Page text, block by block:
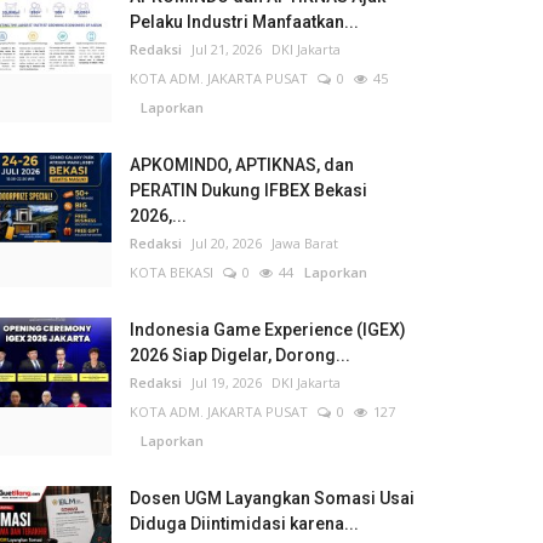
Pelaku Industri Manfaatkan...
Redaksi Jul 21, 2026 DKI Jakarta
KOTA ADM. JAKARTA PUSAT
0
45
Laporkan
APKOMINDO, APTIKNAS, dan
PERATIN Dukung IFBEX Bekasi
2026,...
Redaksi Jul 20, 2026 Jawa Barat
KOTA BEKASI
0 44 Laporkan
Indonesia Game Experience (IGEX)
2026 Siap Digelar, Dorong...
Redaksi Jul 19, 2026 DKI Jakarta
KOTA ADM. JAKARTA PUSAT
0
127
Laporkan
Dosen UGM Layangkan Somasi Usai
Diduga Diintimidasi karena...